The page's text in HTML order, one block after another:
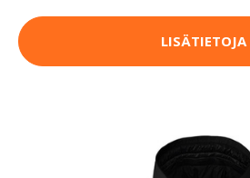
LISÄTIETOJA